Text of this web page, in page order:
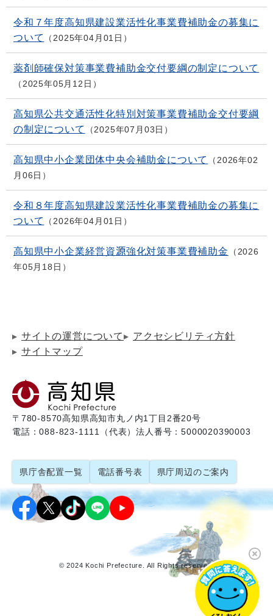
令和７年度高知県建設業活性化事業費補助金の募集に
ついて
2025年04月01日
薬剤師確保対策事業費補助金交付要綱の制定について
2025年05月12日
高知県公共交通活性化特別対策事業費補助金交付要綱
の制定について
2025年07月03日
高知県中小企業団体中央会補助金について
2026年02
月06日
令和８年度高知県建設業活性化事業費補助金の募集に
ついて
2026年04月01日
高知県中小企業経営資源強化対策事業費補助金
2026
年05月18日
サイトの運営について
アクセシビリティ方針
サイトマップ
〒780-8570高知県高知市丸ノ内1丁目2番20号
電話：088-823-1111（代表）法人番号：5000020390003
県庁舎配置一覧 電話番号表 県庁周辺のご案内
© 2024 Kochi Prefecture. All Rights reserved.